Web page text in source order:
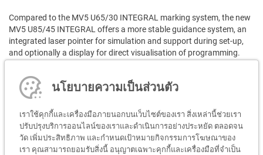
Compared to the MV5 U65/30 INTEGRAL marking system, the new
MV5 U85/45 INTEGRAL offers a more stable guidance system, an
integrated laser pointer for simulation and support during set-up,
and optionally a display for direct visualisation of programming.
The mentioned features, combined with the low acquisition and
operating costs as well as the low spare parts stock, result in an
attractive price-performance ratio and predestine the MV5 U85/45
INTEGRAL for the application areas, e.g. test facilities,
environments without existing compressed air supply, applications
with Data Matrix Codes, date / time stamping, simple part
markings, robotic applications.
นโยบายความเป็นส่วนตัว
เราใช้คุกกี้และเครื่องมือภายนอกบนเว็บไซต์ของเรา สิ่งเหล่านี้ช่วยเรา
ปรับปรุงบริการออนไลน์ของเราและดำเนินการอย่างประหยัด ตลอดจน
วัด เพิ่มประสิทธิภาพ และกำหนดเป้าหมายกิจกรรมการโฆษณาของ
เรา คุณสามารถยอมรับสิ่งนี้ อนุญาตเฉพาะคุกกี้และเครื่องมือที่จำเป็น